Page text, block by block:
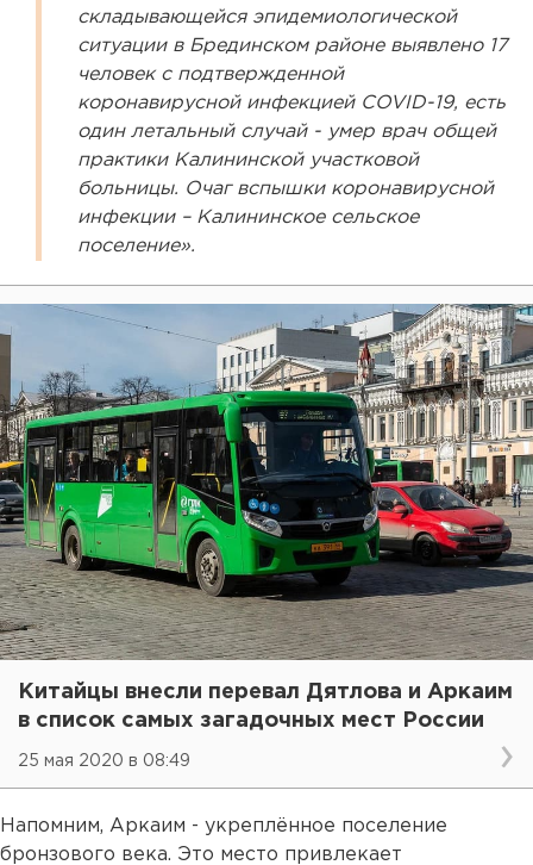
складывающейся эпидемиологической
ситуации в Брединском районе выявлено 17
человек с подтвержденной
коронавирусной инфекцией COVID-19, есть
один летальный случай - умер врач общей
практики Калининской участковой
больницы. Очаг вспышки коронавирусной
инфекции – Калининское сельское
поселение».
Китайцы внесли перевал Дятлова и Аркаим
в список самых загадочных мест России
25 мая 2020 в 08:49
Напомним, Аркаим - укреплённое поселение
бронзового века. Это место привлекает